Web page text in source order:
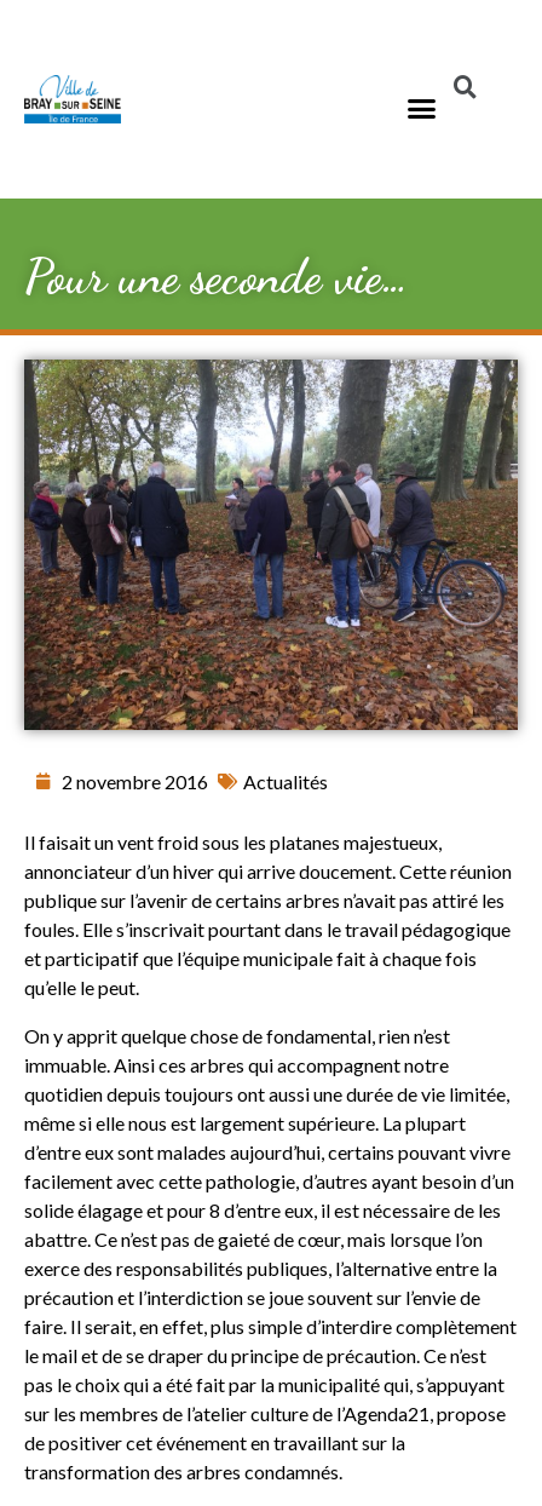
Pour une seconde vie…
2 novembre 2016 Actualités
Il faisait un vent froid sous les platanes majestueux,
annonciateur d’un hiver qui arrive doucement. Cette réunion
publique sur l’avenir de certains arbres n’avait pas attiré les
foules. Elle s’inscrivait pourtant dans le travail pédagogique
et participatif que l’équipe municipale fait à chaque fois
qu’elle le peut.
On y apprit quelque chose de fondamental, rien n’est
immuable. Ainsi ces arbres qui accompagnent notre
quotidien depuis toujours ont aussi une durée de vie limitée,
même si elle nous est largement supérieure. La plupart
d’entre eux sont malades aujourd’hui, certains pouvant vivre
facilement avec cette pathologie, d’autres ayant besoin d’un
solide élagage et pour 8 d’entre eux, il est nécessaire de les
abattre. Ce n’est pas de gaieté de cœur, mais lorsque l’on
exerce des responsabilités publiques, l’alternative entre la
précaution et l’interdiction se joue souvent sur l’envie de
faire. Il serait, en effet, plus simple d’interdire complètement
le mail et de se draper du principe de précaution. Ce n’est
pas le choix qui a été fait par la municipalité qui, s’appuyant
sur les membres de l’atelier culture de l’Agenda21, propose
de positiver cet événement en travaillant sur la
transformation des arbres condamnés.